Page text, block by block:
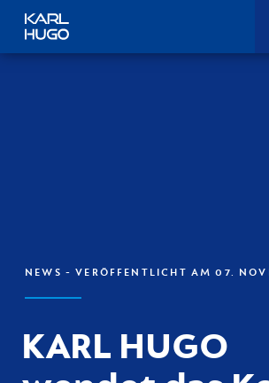
NEWS - VERÖFFENTLICHT AM 07.
KARL HUGO
Karl Hugo